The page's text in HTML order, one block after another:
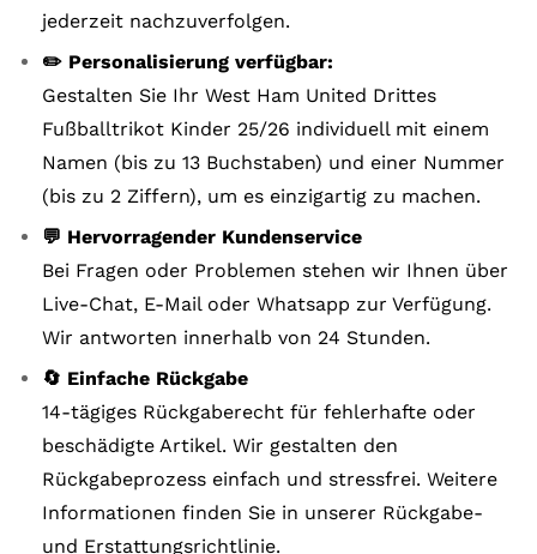
jederzeit nachzuverfolgen.
✏️ Personalisierung verfügbar:
Gestalten Sie Ihr West Ham United Drittes
Fußballtrikot Kinder 25/26 individuell mit einem
Namen (bis zu 13 Buchstaben) und einer Nummer
(bis zu 2 Ziffern), um es einzigartig zu machen.
💬 Hervorragender Kundenservice
Bei Fragen oder Problemen stehen wir Ihnen über
Live-Chat, E-Mail oder Whatsapp zur Verfügung.
Wir antworten innerhalb von 24 Stunden.
🔄 Einfache Rückgabe
14-tägiges Rückgaberecht für fehlerhafte oder
beschädigte Artikel. Wir gestalten den
Rückgabeprozess einfach und stressfrei. Weitere
Informationen finden Sie in unserer Rückgabe-
und Erstattungsrichtlinie.